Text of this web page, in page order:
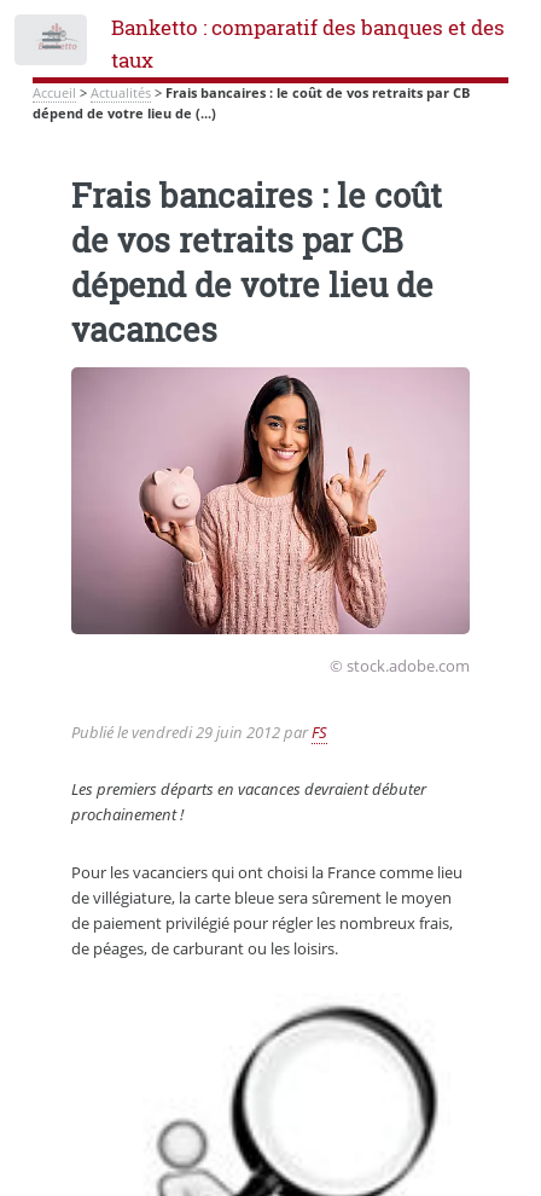
Banketto : comparatif des banques et des
taux
Accueil > Actualités> Frais bancaires : le coût de vos retraits par CB
dépend de votre lieu de (...)
Frais bancaires : le coût
de vos retraits par CB
dépend de votre lieu de
vacances
© stock.adobe.com
Publié levendredi 29 juin 2012parFS
Les premiers départs en vacances devraient débuter
prochainement !
Pour les vacanciers qui ont choisi la France comme lieu
de villégiature, la carte bleue sera sûrement le moyen
de paiement privilégié pour régler les nombreux frais,
de péages, de carburant ou les loisirs.